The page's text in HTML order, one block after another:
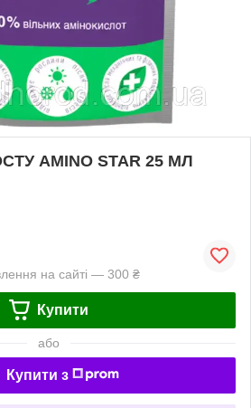
AMINO STAR 25 МЛ
на сайті — 300 ₴
Купити
або
Купити з